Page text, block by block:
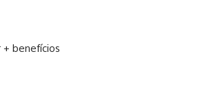
+ benefícios